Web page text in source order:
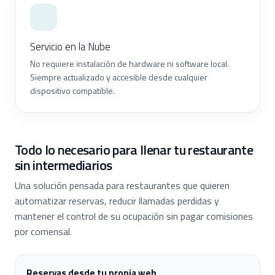
Servicio en la Nube
No requiere instalación de hardware ni software local.
Siempre actualizado y accesible desde cualquier
dispositivo compatible.
Todo lo necesario para llenar tu restaurante
sin intermediarios
Una solución pensada para restaurantes que quieren
automatizar reservas, reducir llamadas perdidas y
mantener el control de su ocupación sin pagar comisiones
por comensal.